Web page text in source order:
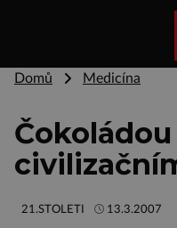
Domů Medicína
21.STOLETI 13.3.2007